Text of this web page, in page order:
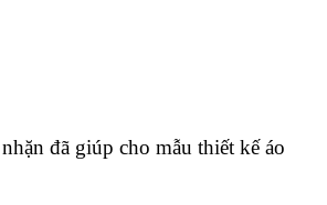
đã giúp cho mẫu thiết kế áo